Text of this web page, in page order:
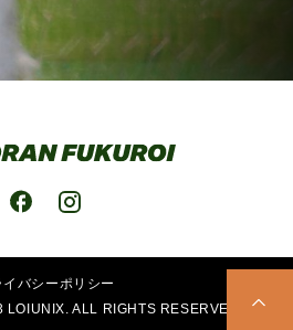
イバシーポリシー
ALL RIGHTS RESERVED.